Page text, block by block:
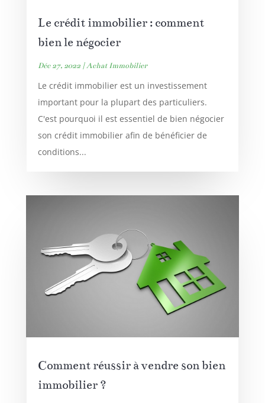
Le crédit immobilier : comment
bien le négocier
Déc 27, 2022|Achat Immobilier
Le crédit immobilier est un investissement
important pour la plupart des particuliers.
C'est pourquoi il est essentiel de bien négocier
son crédit immobilier afin de bénéficier de
conditions...
Comment réussir à vendre son bien
immobilier ?